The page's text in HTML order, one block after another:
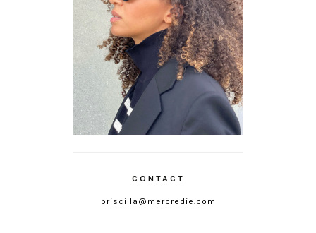
CONTACT
priscilla@mercredie.com